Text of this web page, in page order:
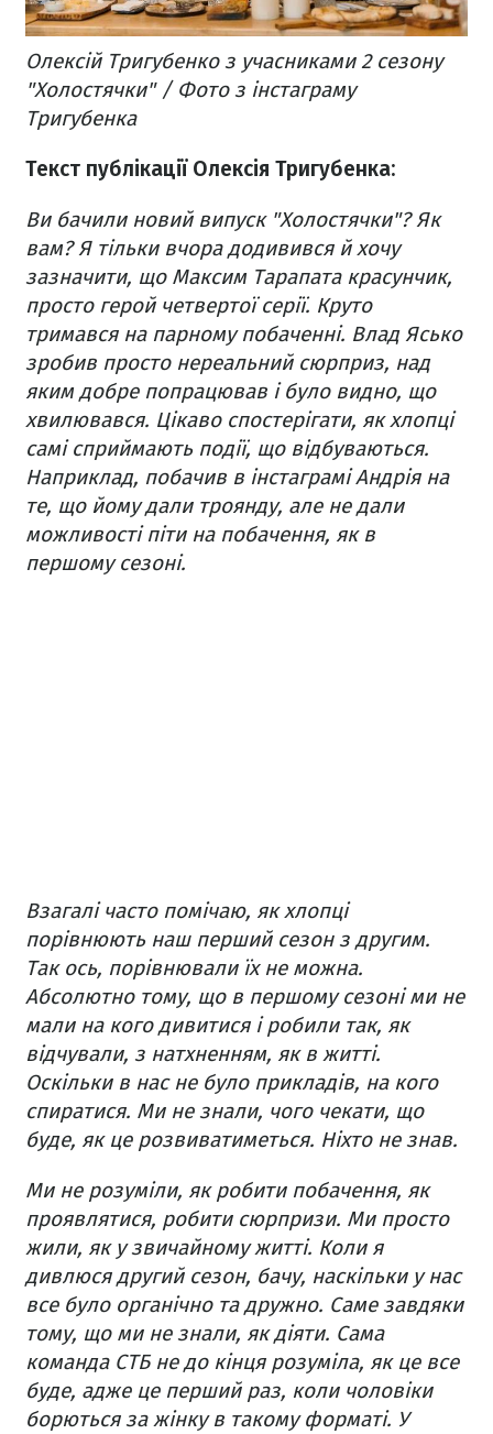
Олексій Тригубенко з учасниками 2 сезону
"Холостячки" / Фото з інстаграму
Тригубенка
Текст публікації Олексія Тригубенка:
Ви бачили новий випуск "Холостячки"? Як
вам? Я тільки вчора додивився й хочу
зазначити, що Максим Тарапата красунчик,
просто герой четвертої серії. Круто
тримався на парному побаченні. Влад Ясько
зробив просто нереальний сюрприз, над
яким добре попрацював і було видно, що
хвилювався. Цікаво спостерігати, як хлопці
самі сприймають події, що відбуваються.
Наприклад, побачив в інстаграмі Андрія на
те, що йому дали троянду, але не дали
можливості піти на побачення, як в
першому сезоні.
Взагалі часто помічаю, як хлопці
порівнюють наш перший сезон з другим.
Так ось, порівнювали їх не можна.
Абсолютно тому, що в першому сезоні ми не
мали на кого дивитися і робили так, як
відчували, з натхненням, як в житті.
Оскільки в нас не було прикладів, на кого
спиратися. Ми не знали, чого чекати, що
буде, як це розвиватиметься. Ніхто не знав.
Ми не розуміли, як робити побачення, як
проявлятися, робити сюрпризи. Ми просто
жили, як у звичайному житті. Коли я
дивлюся другий сезон, бачу, наскільки у нас
все було органічно та дружно. Саме завдяки
тому, що ми не знали, як діяти. Сама
команда СТБ не до кінця розуміла, як це все
буде, адже це перший раз, коли чоловіки
борються за жінку в такому форматі. У